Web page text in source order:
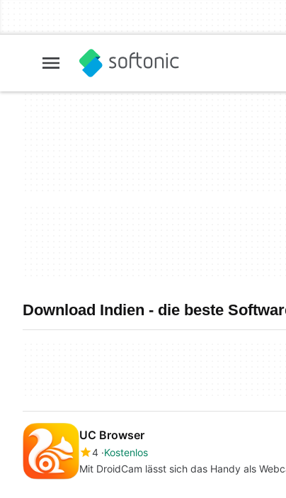
Download Indien - die beste
UC Browser
4 Kostenlos
Mit DroidCam lässt sich das Handy als